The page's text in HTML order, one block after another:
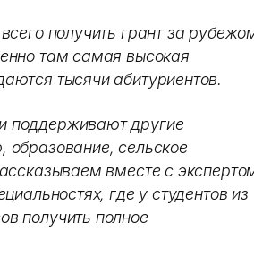
получить грант за
там самая высокая
тысячи абитуриентов.
поддерживают другие
сельское
вместе с
где у студентов из
получить полное